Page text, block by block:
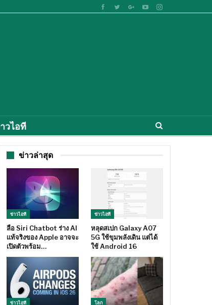
วไอที
ข่าวล่าสุด
ข่าวไอที
ลือ Siri Chatbot ร่าง AI
แท้จริงของ Apple อาจจะ
เปิดตัวพร้อม…
ข่าวไอที
หลุดสเปก Galaxy A07
5G ใช้ขุมพลังเดิน แต่ได้
ใช้ Android 16
ข่าวไอที โลก